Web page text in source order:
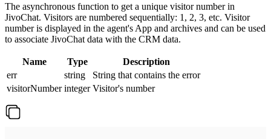
The asynchronous function to get a unique visitor number in
JivoChat. Visitors are numbered sequentially: 1, 2, 3, etc. Visitor
number is displayed in the agent's App and archives and can be used
to associate JivoChat data with the CRM data.
Name Type
Description
err
string
String that contains the error
visitorNumber integer Visitor's number